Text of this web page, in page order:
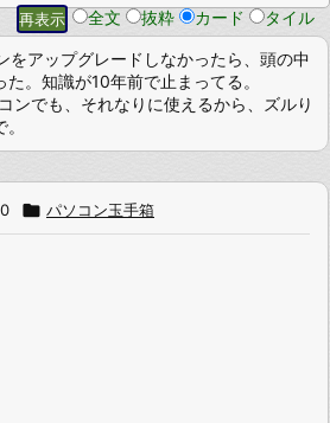
全文 抜粋 カード タイル
をアップグレードしなかったら、頭の中
。知識が10年前で止まってる。
ンでも、それなりに使えるから、ズルり
 パソコン玉手箱